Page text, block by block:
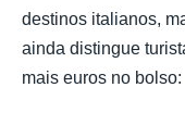
destinos italianos,
ainda distingue
mais euros no bolso: